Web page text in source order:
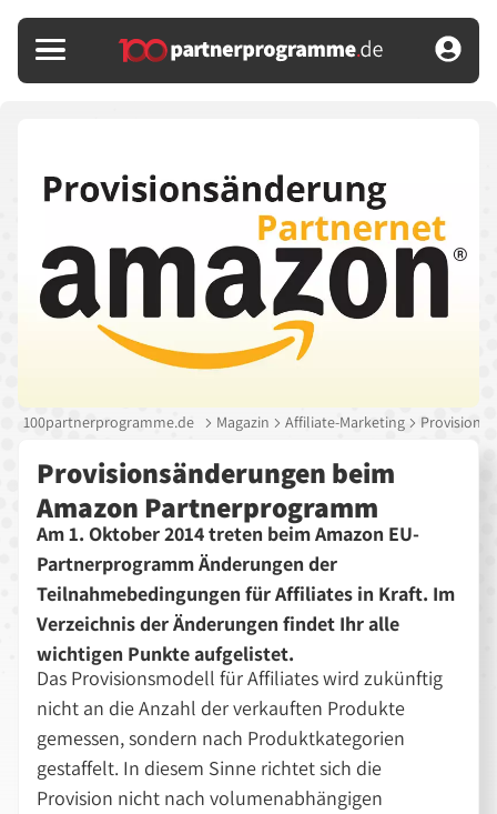
100partnerprogramme.de Magazin Affiliate-Marketing
Provisionsänderungen beim
Amazon Partnerprogramm
Am 1. Oktober 2014 treten beim Amazon EU-
Partnerprogramm Änderungen der
Teilnahmebedingungen für Affiliates in Kraft. Im
Verzeichnis der Änderungen findet Ihr alle
wichtigen Punkte aufgelistet.
Das Provisionsmodell für Affiliates wird zukünftig
nicht an die Anzahl der verkauften Produkte
gemessen, sondern nach Produktkategorien
gestaffelt. In diesem Sinne richtet sich die
Provision nicht nach volumenabhängigen